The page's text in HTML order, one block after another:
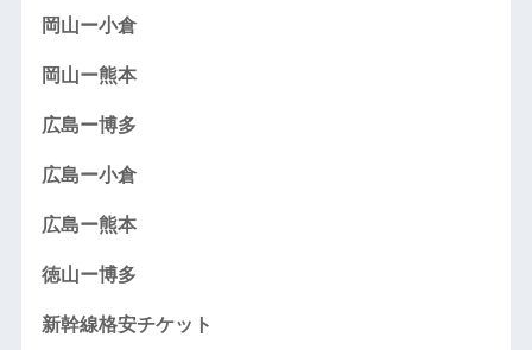
岡山ー小倉
岡山ー熊本
広島ー博多
広島ー小倉
広島ー熊本
徳山ー博多
新幹線格安チケット